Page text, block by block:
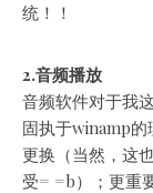
统！！
2.音频播放
音频软件对于我
固执于winamp
更换（当然，这
受= =b）；更重